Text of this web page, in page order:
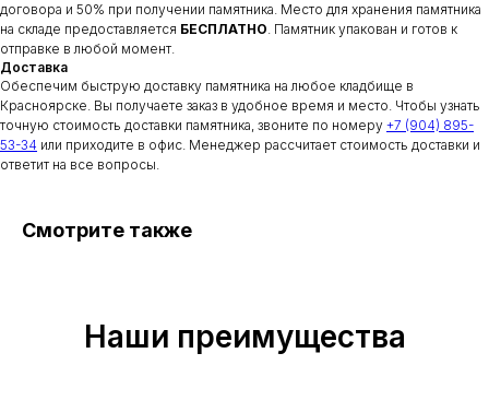
договора и 50% при получении памятника. Место для хранения памятника
на складе предоставляется БЕСПЛАТНО. Памятник упакован и готов к
отправке в любой момент.
Доставка
Обеспечим быструю доставку памятника на любое кладбище в
Красноярске. Вы получаете заказ в удобное время и место. Чтобы узнать
точную стоимость доставки памятника, звоните по номеру +7 (904) 895-
53-34 или приходите в офис. Менеджер рассчитает стоимость доставки и
ответит на все вопросы.
Смотрите также
Наши преимущества